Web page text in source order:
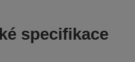
specifikace